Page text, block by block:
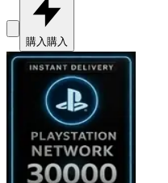
購入購入